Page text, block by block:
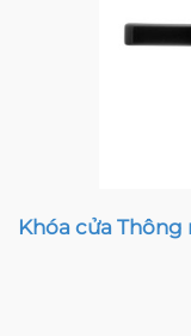
Khóa cửa Thông